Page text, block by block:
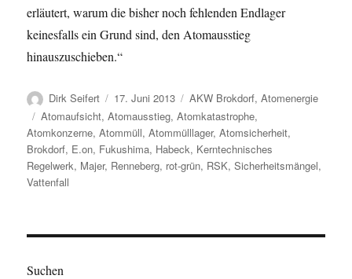
erläutert, warum die bisher noch fehlenden Endlager
keinesfalls ein Grund sind, den Atomausstieg
hinauszuschieben.“
Autor
Dirk Seifert
Veröffentlicht
am
17. Juni 2013 Kategorien
AKW Brokdorf,Atomenergie
Schlagwörter
Atomaufsicht,Atomausstieg,Atomkatastrophe,
Atomkonzerne,Atommüll,Atommülllager,Atomsicherheit,
Brokdorf, E.on, Fukushima, Habeck, Kerntechnisches
Regelwerk, Majer, Renneberg, rot-grün, RSK,Sicherheitsmängel,
Vattenfall
Suchen